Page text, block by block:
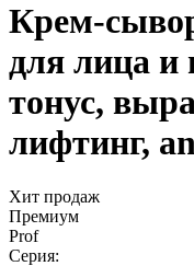
Крем-
для лица и
тонус,
лифтинг,
Хит продаж
Премиум
Prof
Серия: